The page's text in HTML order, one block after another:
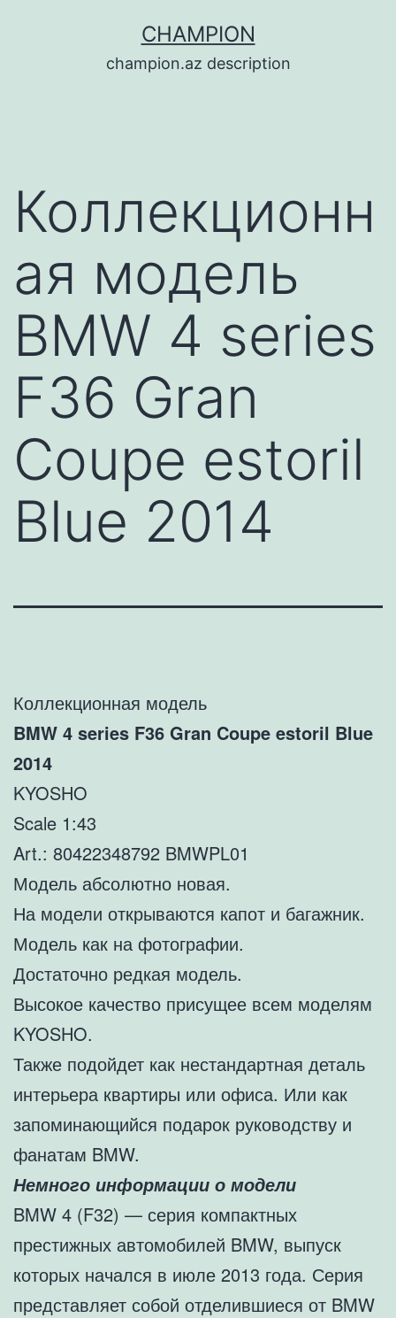
содержимому
CHAMPION
champion.az description
Коллекционн
ая модель
BMW 4 series
F36 Gran
Coupe estoril
Blue 2014
Коллекционная модель
BMW 4 series F36 Gran Coupe estoril Blue
2014
KYOSHO
Scale 1:43
Art.: 80422348792 BMWPL01
Модель абсолютно новая.
На модели открываются капот и багажник.
Модель как на фотографии.
Достаточно редкая модель.
Высокое качество присущее всем моделям
KYOSHO.
Также подойдет как нестандартная деталь
интерьера квартиры или офиса. Или как
запоминающийся подарок руководству и
фанатам BMW.
Немного информации о модели
BMW 4 (F32) — серия компактных
престижных автомобилей BMW, выпуск
которых начался в июле 2013 года. Серия
представляет собой отделившиеся от BMW